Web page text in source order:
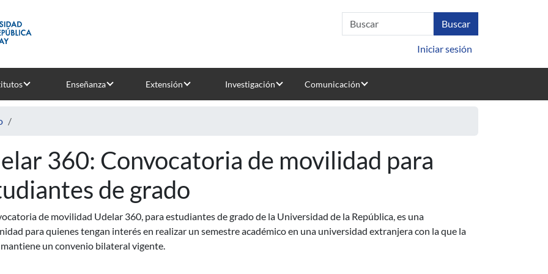
Iniciar sesión
Enseñanza Extensión Investigación Comunicación
360: Convocatoria de movilidad para
de grado
de movilidad Udelar 360, para estudiantes de grado de la Universidad de la República, es una
para quienes tengan interés en realizar un semestre académico en una universidad extranjera con la que la
un convenio bilateral vigente.